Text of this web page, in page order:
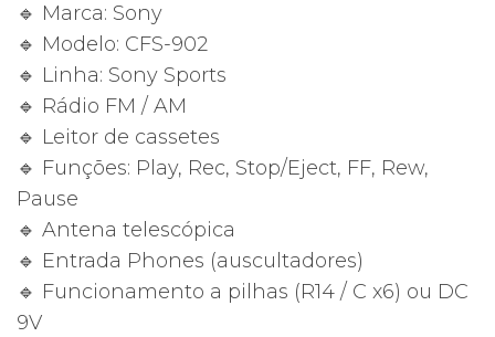
Cassete
Portátil
Vintage
(43,5
cm
•
FM/AM
•
Water
Resistant)
🔹 Marca: Sony
🔹 Modelo: CFS-902
🔹 Linha: Sony Sports
🔹 Rádio FM / AM
🔹 Leitor de cassetes
🔹 Funções: Play, Rec, Stop/Eject, FF, Rew,
Pause
🔹 Antena telescópica
🔹 Entrada Phones (auscultadores)
🔹 Funcionamento a pilhas (R14 / C x6) ou DC
9V